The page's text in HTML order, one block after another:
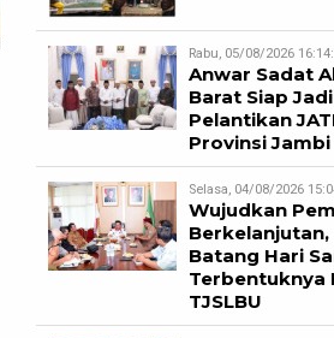
Rabu, 05/08/2026
Anwar Sadat
Barat Siap
Pelantikan
Provinsi Jambi
Selasa, 04/08/2026
Wujudkan
Batang Hari
Terbentuknya
TJSLBU